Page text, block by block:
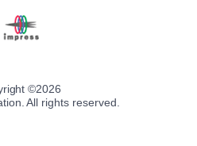
©2026
All rights reserved.